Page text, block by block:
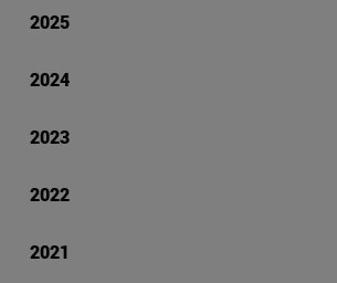
2025
2024
2023
2022
2021